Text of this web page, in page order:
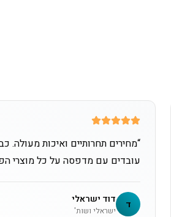
“מחירים תחרותיים ואיכות מעולה.
עובדים עם מדפסה על כל מוצרי
ד דוד ישראלי
ישראלי ושות'